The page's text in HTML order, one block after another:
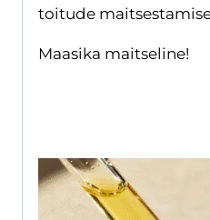
toitude
Maasika maitseline!